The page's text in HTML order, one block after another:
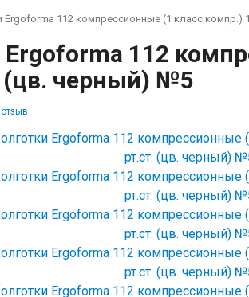
Ergoforma 112 компрессионные (1 класс
Ergoforma 112
(цв. черный) №5